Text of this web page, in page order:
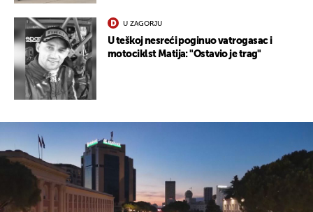
U ZAGORJU
U teškoj nesreći poginuo vatrogasac i
motociklst Matija: "Ostavio je trag"